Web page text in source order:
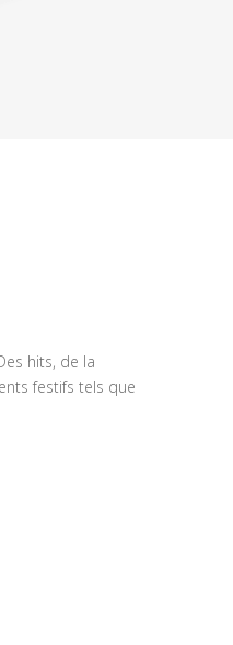
hits, de la
festifs tels que